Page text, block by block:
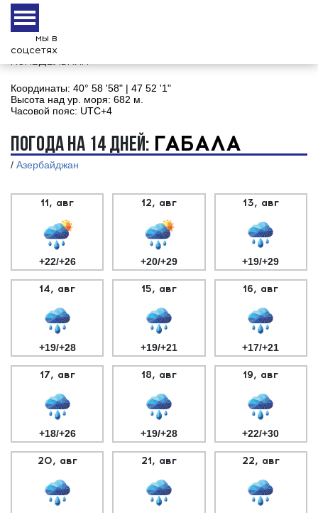
мы в
соцсетях
10 августа
Понедельник
Координаты: 40° 58 '58" | 47 52 '1"
Высота над ур. моря: 682 м.
Часовой пояс: UTC+4
ПОГОДА НА 14 ДНЕЙ: ГАБАЛА
/ Азербайджан
11, авг
+22/+26
12, авг
+20/+29
13, авг
+19/+29
14, авг
+19/+28
15, авг
+19/+21
16, авг
+17/+21
17, авг
+18/+26
18, авг
+19/+28
19, авг
+22/+30
20, авг 21, авг 22, авг